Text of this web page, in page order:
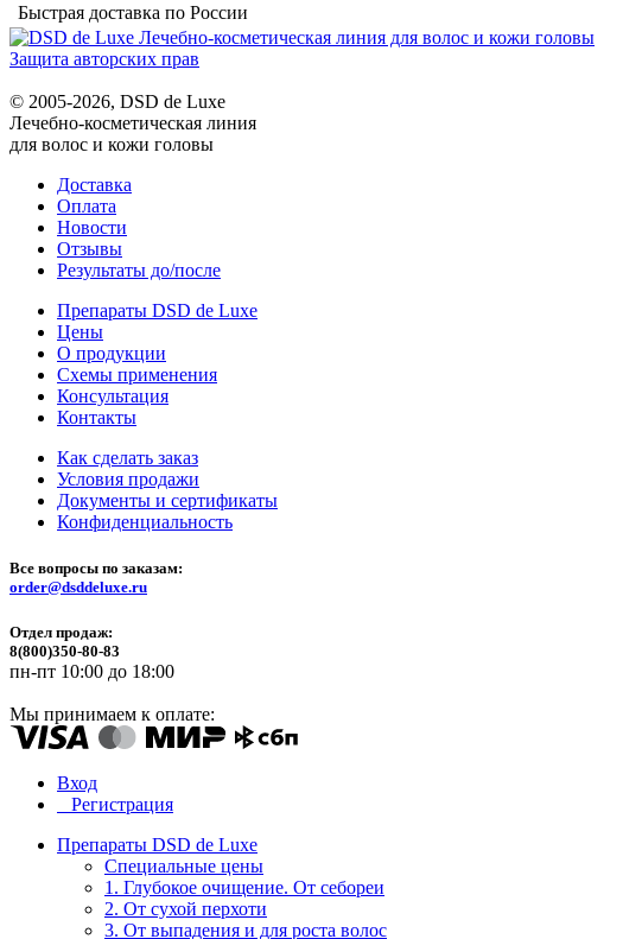
Быстрая доставка по России
Защита авторских прав
© 2005-2026, DSD de Luxe
Лечебно-косметическая линия
для волос и кожи головы
Доставка
Оплата
Новости
Отзывы
Результаты до/после
Препараты DSD de Luxe
Цены
О продукции
Схемы применения
Консультация
Контакты
Как сделать заказ
Условия продажи
Документы и сертификаты
Конфиденциальность
Все вопросы по заказам:
order@dsddeluxe.ru
Отдел продаж:
8(800)350-80-83
пн-пт 10:00 до 18:00
Мы принимаем к оплате:
Вход
Регистрация
Препараты DSD de Luxe
Специальные цены
1. Глубокое очищение. От себореи
2. От сухой перхоти
3. От выпадения и для роста волос